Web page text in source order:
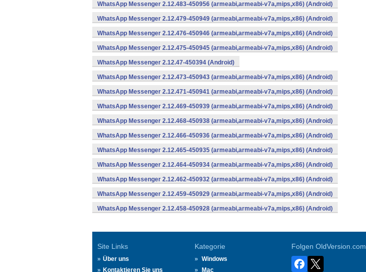
WhatsApp Messenger 2.12.483-450956 (armeabi,armeabi-v7a,mips,x86) (Android)
WhatsApp Messenger 2.12.479-450949 (armeabi,armeabi-v7a,mips,x86) (Android)
WhatsApp Messenger 2.12.476-450946 (armeabi,armeabi-v7a,mips,x86) (Android)
WhatsApp Messenger 2.12.475-450945 (armeabi,armeabi-v7a,mips,x86) (Android)
WhatsApp Messenger 2.12.47-450394 (Android)
WhatsApp Messenger 2.12.473-450943 (armeabi,armeabi-v7a,mips,x86) (Android)
WhatsApp Messenger 2.12.471-450941 (armeabi,armeabi-v7a,mips,x86) (Android)
WhatsApp Messenger 2.12.469-450939 (armeabi,armeabi-v7a,mips,x86) (Android)
WhatsApp Messenger 2.12.468-450938 (armeabi,armeabi-v7a,mips,x86) (Android)
WhatsApp Messenger 2.12.466-450936 (armeabi,armeabi-v7a,mips,x86) (Android)
WhatsApp Messenger 2.12.465-450935 (armeabi,armeabi-v7a,mips,x86) (Android)
WhatsApp Messenger 2.12.464-450934 (armeabi,armeabi-v7a,mips,x86) (Android)
WhatsApp Messenger 2.12.462-450932 (armeabi,armeabi-v7a,mips,x86) (Android)
WhatsApp Messenger 2.12.459-450929 (armeabi,armeabi-v7a,mips,x86) (Android)
WhatsApp Messenger 2.12.458-450928 (armeabi,armeabi-v7a,mips,x86) (Android)
Site Links
Über uns
Kontaktieren Sie uns
Kategorie
Windows
Mac
Folgen OldVersion.com